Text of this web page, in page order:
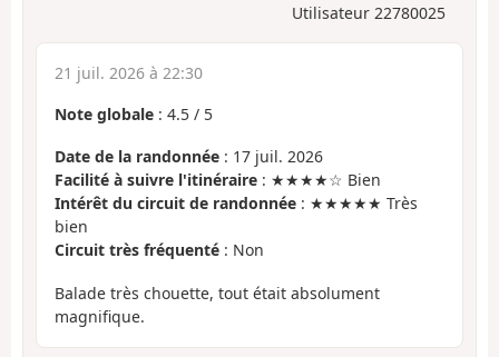
Utilisateur 22780025
21 juil. 2026 à 22:30
Note globale : 4.5 / 5
Date de la randonnée : 17 juil. 2026
Facilité à suivre l'itinéraire : ★★★★☆ Bien
Intérêt du circuit de randonnée : ★★★★★ Très
bien
Circuit très fréquenté : Non
Balade très chouette, tout était absolument
magnifique.